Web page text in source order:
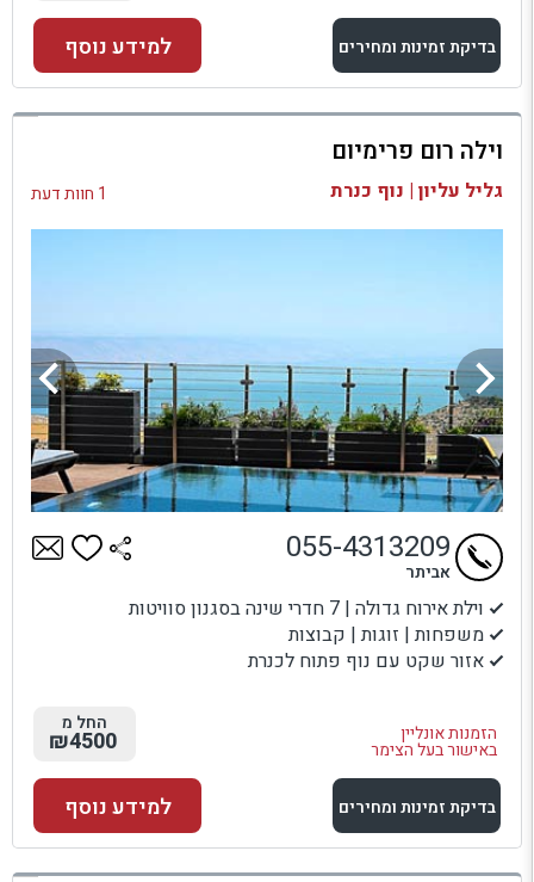
בדיקת זמינות ומחירים
למתחם זה
בדיקת זמינות ומחירים
למידע נוסף
וילה רום פרימיום
גליל עליון | נוף כנרת 1 חוות דעת
וילת אירוח גדולה | 7 חדרי שינה בסגנון סוויטות
משפחות | זוגות | קבוצות
אזור שקט עם נוף פתוח לכנרת
הזמנות אונליין
באישור בעל הצימר
055-4313209
אביתר
החל מ
₪4500
בדיקת זמינות ומחירים
למתחם זה
למידע נוסף